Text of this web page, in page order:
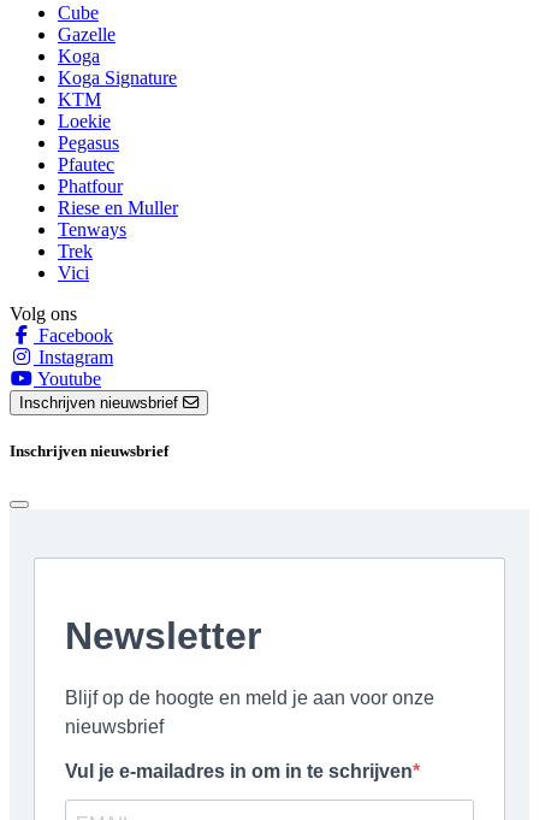
Cube
Gazelle
Koga
Koga Signature
KTM
Loekie
Pegasus
Pfautec
Phatfour
Riese en Muller
Tenways
Trek
Vici
Volg ons
Facebook
Instagram
Youtube
Inschrijven nieuwsbrief
Inschrijven nieuwsbrief